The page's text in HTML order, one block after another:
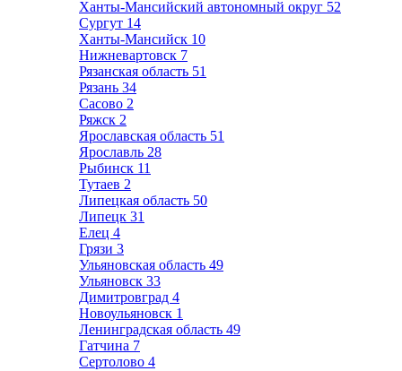
Ханты-Мансийский автономный округ 52
Сургут 14
Ханты-Мансийск 10
Нижневартовск 7
Рязанская область 51
Рязань 34
Сасово 2
Ряжск 2
Ярославская область 51
Ярославль 28
Рыбинск 11
Тутаев 2
Липецкая область 50
Липецк 31
Елец 4
Грязи 3
Ульяновская область 49
Ульяновск 33
Димитровград 4
Новоульяновск 1
Ленинградская область 49
Гатчина 7
Сертолово 4